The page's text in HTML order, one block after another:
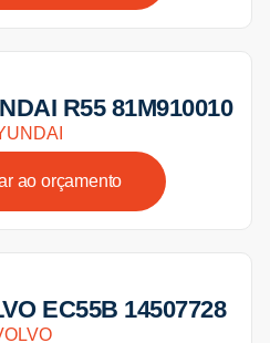
R55 81M910010
ao orçamento
EC55B 14507728